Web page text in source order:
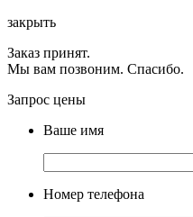
закрыть
Заказ принят.
Мы вам позвоним. Спасибо.
Запрос цены
Ваше имя
Номер телефона